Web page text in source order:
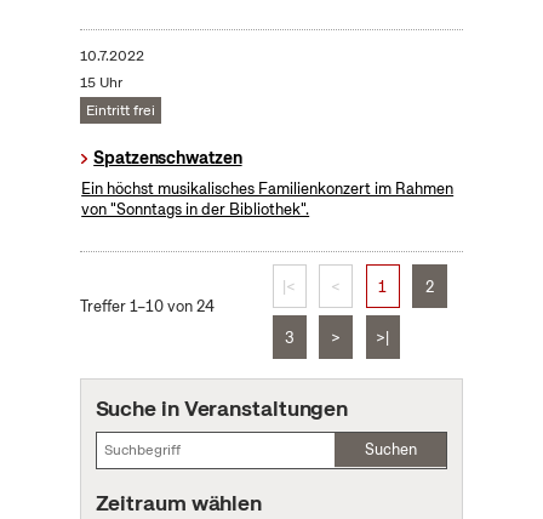
10.7.2022
15 Uhr
Eintritt frei
Spatzenschwatzen
Ein höchst musikalisches Familienkonzert im Rahmen
von "Sonntags in der Bibliothek".
Treffer 1–10 von 24
|< < 1 2
3 > >|
Suche in Veranstaltungen
Suchen
Zeitraum wählen